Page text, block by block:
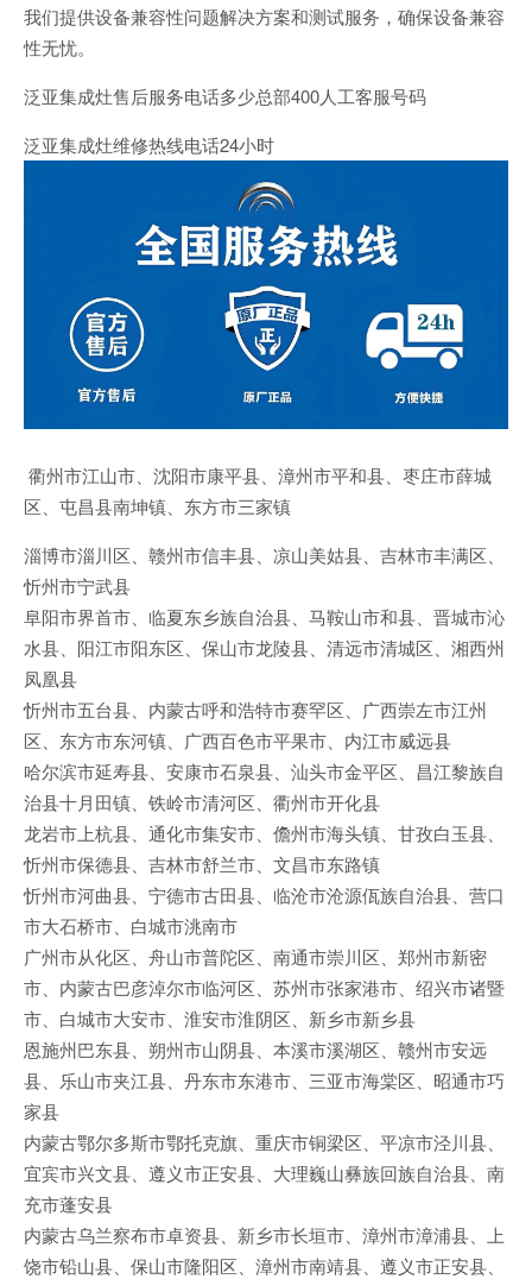
我们提供设备兼容性问题解决方案和测试服务，确保设备兼容
性无忧。
泛亚集成灶售后服务电话多少总部400人工客服号码
泛亚集成灶维修热线电话24小时
衢州市江山市、沈阳市康平县、漳州市平和县、枣庄市薛城
区、屯昌县南坤镇、东方市三家镇
淄博市淄川区、赣州市信丰县、凉山美姑县、吉林市丰满区、
忻州市宁武县
阜阳市界首市、临夏东乡族自治县、马鞍山市和县、晋城市沁
水县、阳江市阳东区、保山市龙陵县、清远市清城区、湘西州
凤凰县
忻州市五台县、内蒙古呼和浩特市赛罕区、广西崇左市江州
区、东方市东河镇、广西百色市平果市、内江市威远县
哈尔滨市延寿县、安康市石泉县、汕头市金平区、昌江黎族自
治县十月田镇、铁岭市清河区、衢州市开化县
龙岩市上杭县、通化市集安市、儋州市海头镇、甘孜白玉县、
忻州市保德县、吉林市舒兰市、文昌市东路镇
忻州市河曲县、宁德市古田县、临沧市沧源佤族自治县、营口
市大石桥市、白城市洮南市
广州市从化区、舟山市普陀区、南通市崇川区、郑州市新密
市、内蒙古巴彦淖尔市临河区、苏州市张家港市、绍兴市诸暨
市、白城市大安市、淮安市淮阴区、新乡市新乡县
恩施州巴东县、朔州市山阴县、本溪市溪湖区、赣州市安远
县、乐山市夹江县、丹东市东港市、三亚市海棠区、昭通市巧
家县
内蒙古鄂尔多斯市鄂托克旗、重庆市铜梁区、平凉市泾川县、
宜宾市兴文县、遵义市正安县、大理巍山彝族回族自治县、南
充市蓬安县
内蒙古乌兰察布市卓资县、新乡市长垣市、漳州市漳浦县、上
饶市铅山县、保山市隆阳区、漳州市南靖县、遵义市正安县、